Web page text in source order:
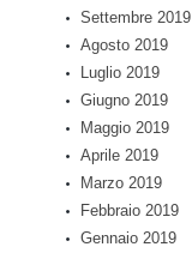
Settembre 2019
Agosto 2019
Luglio 2019
Giugno 2019
Maggio 2019
Aprile 2019
Marzo 2019
Febbraio 2019
Gennaio 2019